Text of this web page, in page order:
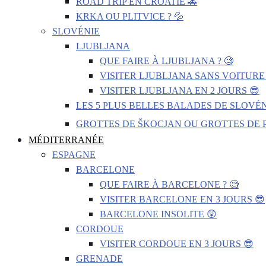
KRKA OU PLITVICE ? 💦
SLOVÉNIE
LJUBLJANA
QUE FAIRE À LJUBLJANA ? 🧐
VISITER LJUBLJANA SANS VOITURE
VISITER LJUBLJANA EN 2 JOURS 😎
LES 5 PLUS BELLES BALADES DE
GROTTES DE ŠKOCJAN OU GROTTES DE
MÉDITERRANÉE
ESPAGNE
BARCELONE
QUE FAIRE À BARCELONE ? 🧐
VISITER BARCELONE EN 3 JOURS 😎
BARCELONE INSOLITE 😲
CORDOUE
VISITER CORDOUE EN 3 JOURS 😎
GRENADE